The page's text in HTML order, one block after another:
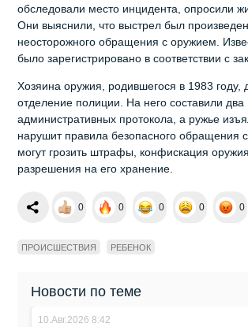
обследовали место инцидента, опросили
Они выяснили, что выстрел был
неосторожного обращения с оружием.
было зарегистрировано в соответствии с
Хозяина оружия, родившегося в 1983 году,
отделение полиции. На него составили два
административных протокола, а ружье
нарушит правила безопасного обращения
могут грозить штрафы, конфискация
разрешения на его хранение.
0 0 0 0 0
ПРОИСШЕСТВИЯ РЕБЕНОК
Новости по теме
10.Авг.2026 8:42